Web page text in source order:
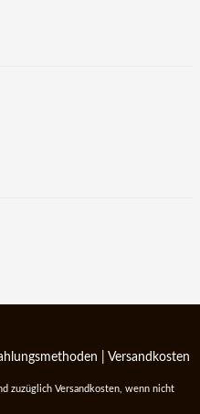
Versandkosten
zuzüglich Versandkosten, wenn nicht